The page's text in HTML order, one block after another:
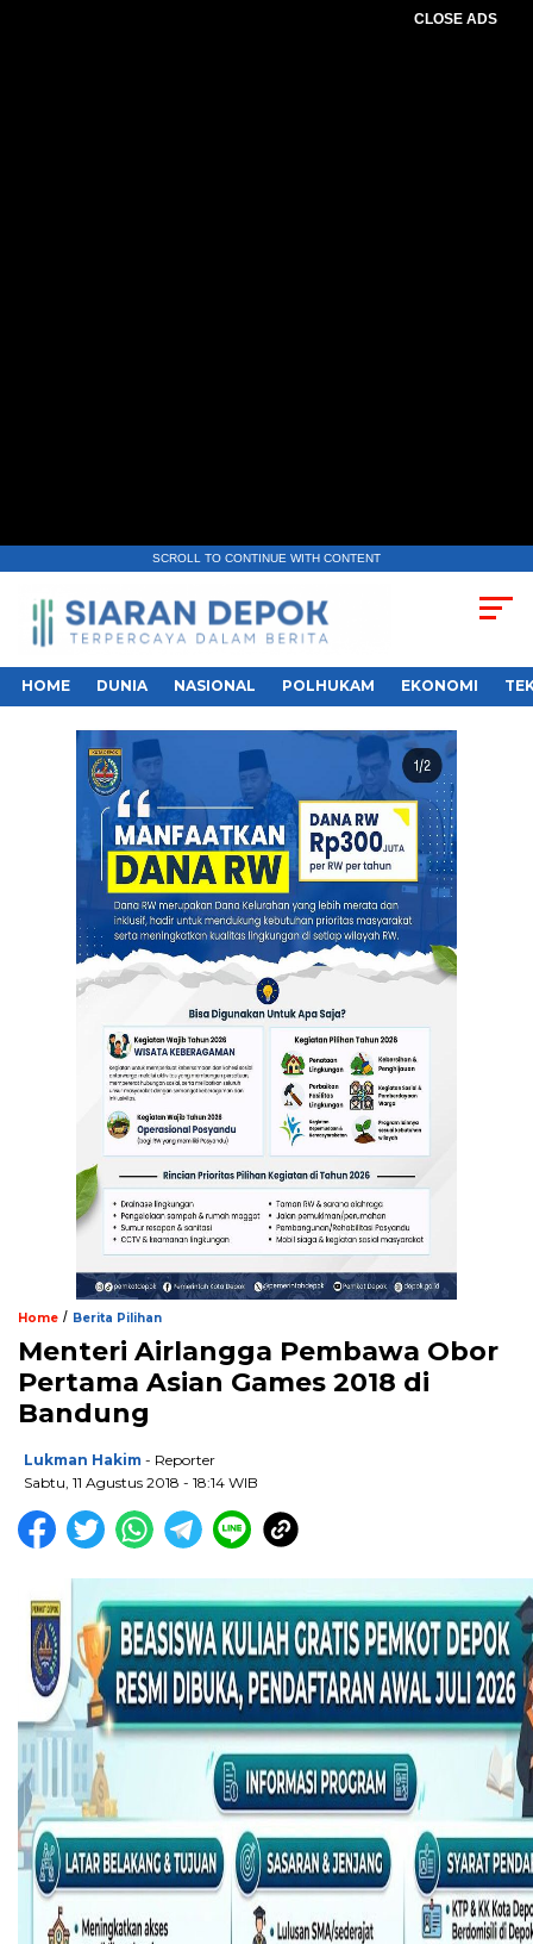
CLOSE ADS
SCROLL TO CONTINUE WITH CONTENT
HOME DUNIA NASIONAL POLHUKAM EKONOMI
Home / Berita Pilihan
Menteri Airlangga Pembawa Obor
Pertama Asian Games 2018 di
Bandung
Lukman Hakim - Reporter
Sabtu, 11 Agustus 2018 - 18:14 WIB